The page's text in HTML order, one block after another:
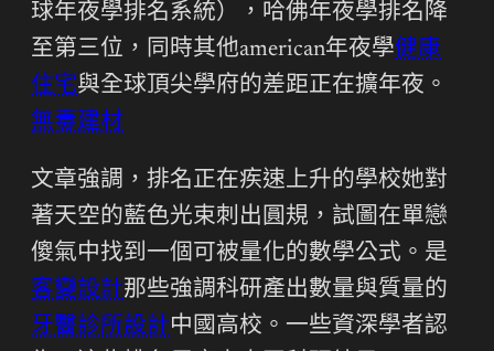
球年夜學排名系統），哈佛年夜學排名降
至第三位，同時其他american年夜學健康
住宅與全球頂尖學府的差距正在擴年夜。
無毒建材
文章強調，排名正在疾速上升的學校她對
著天空的藍色光束刺出圓規，試圖在單戀
傻氣中找到一個可被量化的數學公式。是
客變設計那些強調科研產出數量與質量的
牙醫診所設計中國高校。一些資深學者認